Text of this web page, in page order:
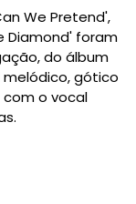
We Pretend',
Diamond' foram
do álbum
gótico
com o vocal